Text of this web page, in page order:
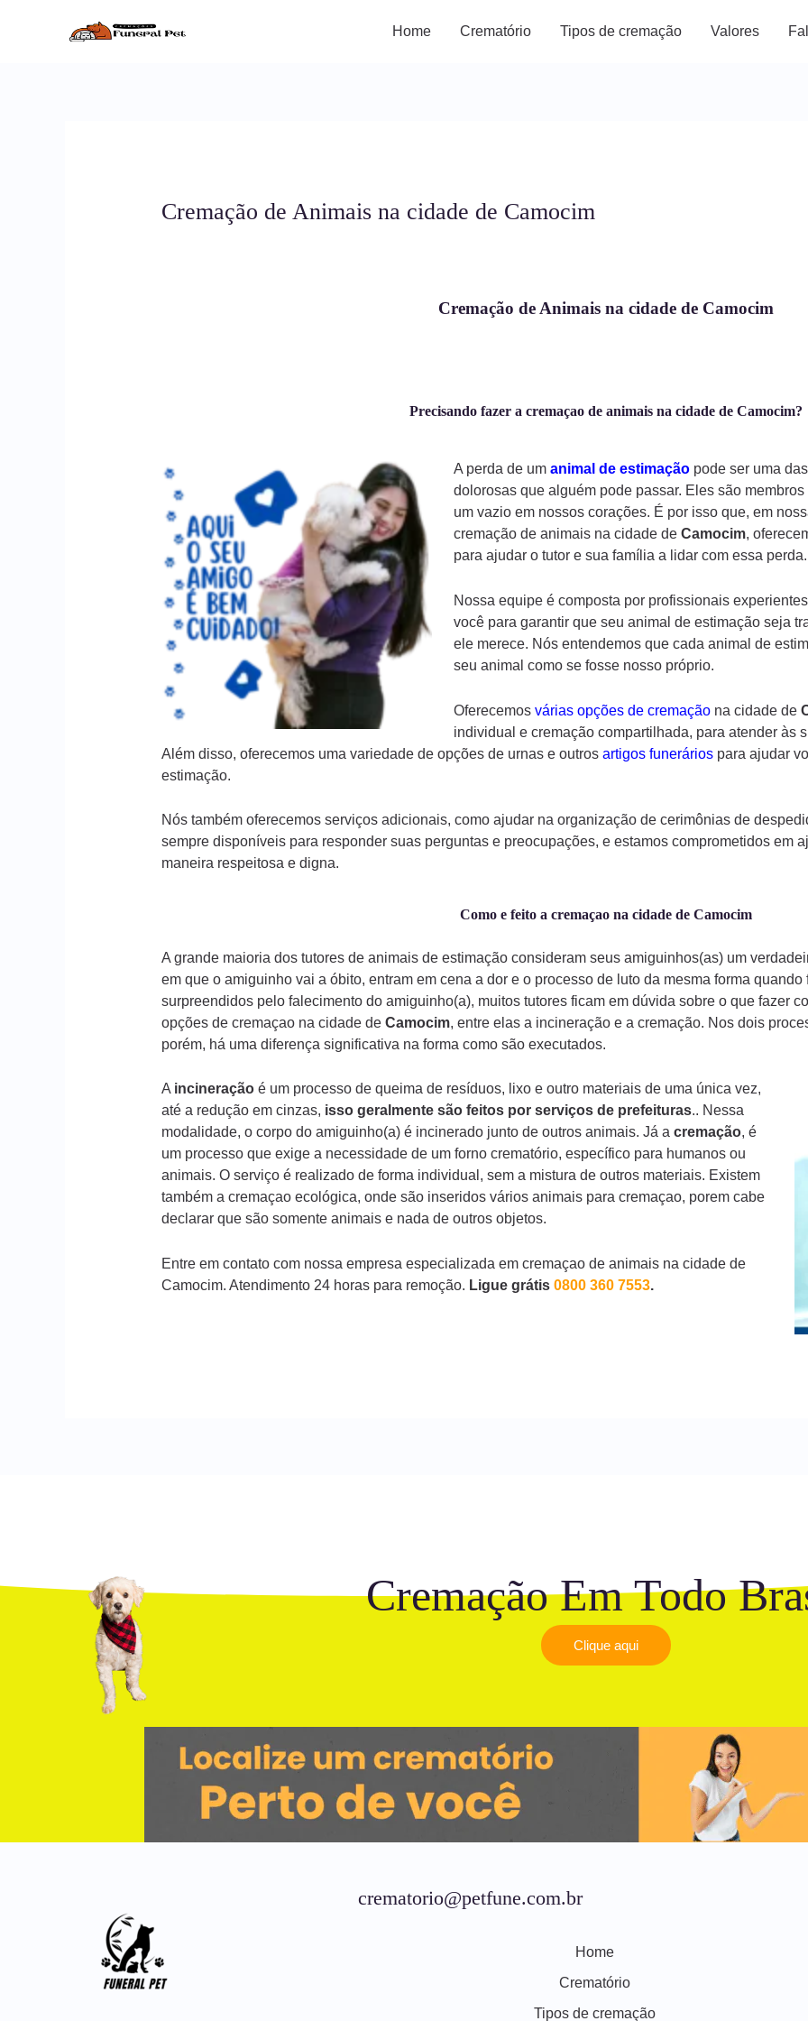
Home Crematório Tipos de cremação Valores
Cremação de Animais na cidade de Camocim
Cremação de Animais na cidade de Camocim
Precisando fazer a cremaçao de animais na cidade de Camocim?
A perda de um animal de estimaçãopode ser uma
dolorosas que alguém pode passar. Eles são
um vazio em nossos corações. É por isso que, em
cremação de animais na cidade de Camocim,
para ajudar o tutor e sua família a lidar com essa perda.
Nossa equipe é composta por profissionais
você para garantir que seu animal de estimação seja
ele merece. Nós entendemos que cada animal de
seu animal como se fosse nosso próprio.
Oferecemos várias opções de cremaçãona cidade de
individual e cremação compartilhada, para atender às
Além disso, oferecemos uma variedade de opções de urnas e outros artigos funeráriospara ajudar
estimação.
Nós também oferecemos serviços adicionais, como ajudar na organização de cerimônias de
sempre disponíveis para responder suas perguntas e preocupações, e estamos comprometidos em
maneira respeitosa e digna.
Como e feito a cremaçao na cidade de Camocim
A grande maioria dos tutores de animais de estimação consideram seus amiguinhos(as) um
em que o amiguinho vai a óbito, entram em cena a dor e o processo de luto da mesma forma
surpreendidos pelo falecimento do amiguinho(a), muitos tutores ficam em dúvida sobre o que fazer
opções de cremaçao na cidade de Camocim, entre elas a incineração e a cremação. Nos dois
porém, há uma diferença significativa na forma como são executados.
A incineraçãoé um processo de queima de resíduos, lixo e outro materiais de uma única vez,
até a redução em cinzas, isso geralmente são feitos por serviços de prefeituras.. Nessa
modalidade, o corpo do amiguinho(a) é incinerado junto de outros animais. Já a cremação, é
um processo que exige a necessidade de um forno crematório, específico para humanos ou
animais. O serviço é realizado de forma individual, sem a mistura de outros materiais. Existem
também a cremaçao ecológica, onde são inseridos vários animais para cremaçao, porem cabe
declarar que são somente animais e nada de outros objetos.
Entre em contato com nossa empresa especializada em cremaçao de animais na cidade de
Camocim. Atendimento 24 horas para remoção. Ligue grátis 0800 360 7553.
Cremação Em Todo
Clique aqui
crematorio@petfune.com.br
Home
Crematório
Tipos de cremação